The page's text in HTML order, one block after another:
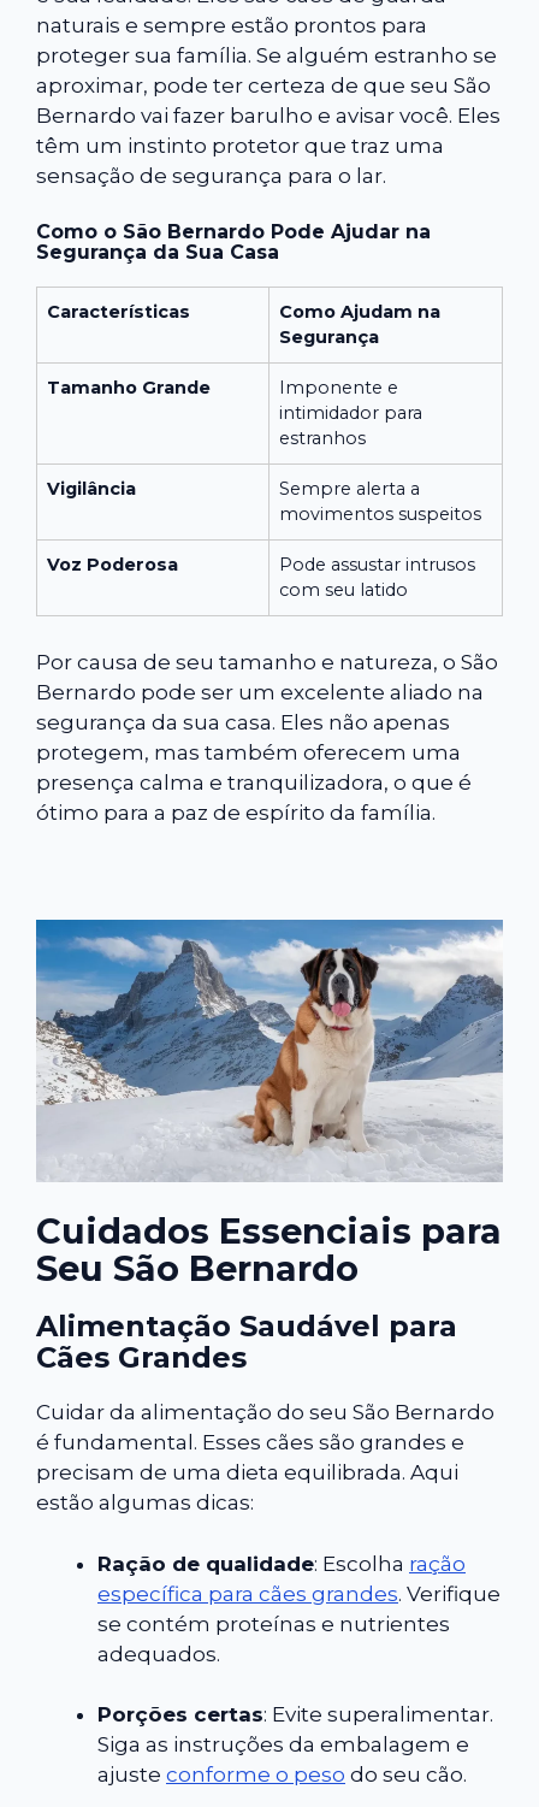
naturais e sempre estão prontos para
proteger sua família. Se alguém estranho se
aproximar, pode ter certeza de que seu São
Bernardo vai fazer barulho e avisar você. Eles
têm um instinto protetor que traz uma
sensação de segurança para o lar.
Como o São Bernardo Pode Ajudar na
Segurança da Sua Casa
Características
Como Ajudam na
Segurança
Tamanho Grande
Imponente e
intimidador para
estranhos
Vigilância
Sempre alerta a
movimentos suspeitos
Voz Poderosa
Pode assustar intrusos
com seu latido
Por causa de seu tamanho e natureza, o São
Bernardo pode ser um excelente aliado na
segurança da sua casa. Eles não apenas
protegem, mas também oferecem uma
presença calma e tranquilizadora, o que é
ótimo para a paz de espírito da família.
Cuidados Essenciais para
Seu São Bernardo
Alimentação Saudável para
Cães Grandes
Cuidar da alimentação do seu São Bernardo
é fundamental. Esses cães são grandes e
precisam de uma dieta equilibrada. Aqui
estão algumas dicas:
Ração de qualidade: Escolha ração
específica para cães grandes. Verifique
se contém proteínas e nutrientes
adequados.
Porções certas: Evite superalimentar.
Siga as instruções da embalagem e
ajuste conforme o peso do seu cão.